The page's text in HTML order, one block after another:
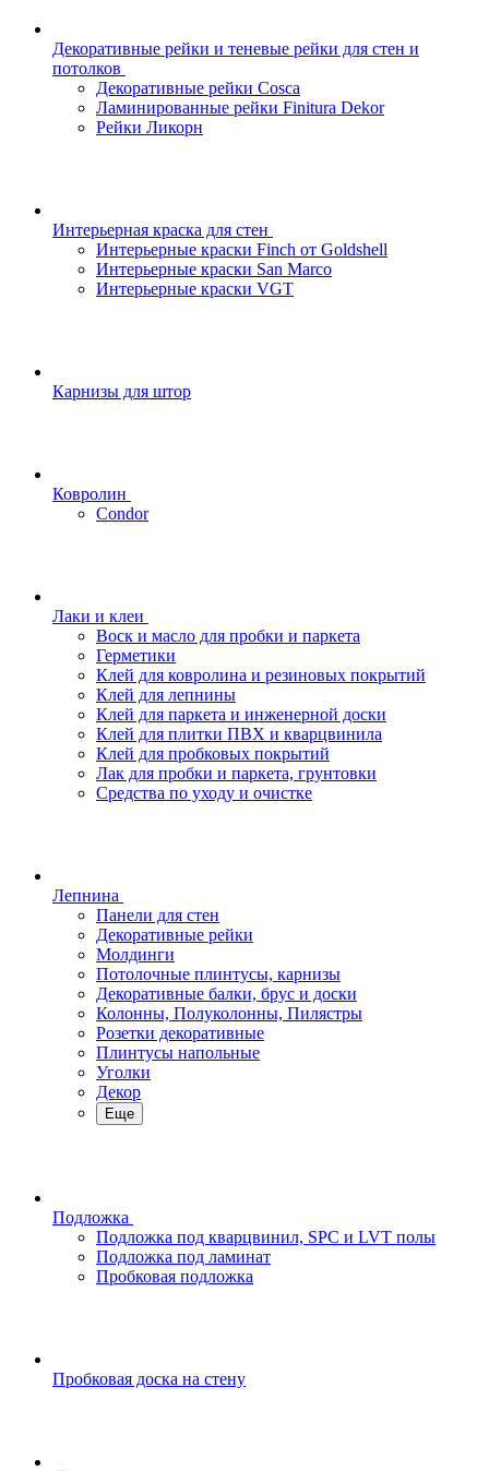
Декоративные рейки и теневые рейки для стен и
потолков
Декоративные рейки Cosca
Ламинированные рейки Finitura Dekor
Рейки Ликорн
Интерьерная краска для стен
Интерьерные краски Finch от Goldshell
Интерьерные краски San Marco
Интерьерные краски VGT
Карнизы для штор
Ковролин
Condor
Лаки и клеи
Воск и масло для пробки и паркета
Герметики
Клей для ковролина и резиновых покрытий
Клей для лепнины
Клей для паркета и инженерной доски
Клей для плитки ПВХ и кварцвинила
Клей для пробковых покрытий
Лак для пробки и паркета, грунтовки
Средства по уходу и очистке
Лепнина
Панели для стен
Декоративные рейки
Молдинги
Потолочные плинтусы, карнизы
Декоративные балки, брус и доски
Колонны, Полуколонны, Пилястры
Розетки декоративные
Плинтусы напольные
Уголки
Декор
Еще
Подложка
Подложка под кварцвинил, SPC и LVT полы
Подложка под ламинат
Пробковая подложка
Пробковая доска на стену